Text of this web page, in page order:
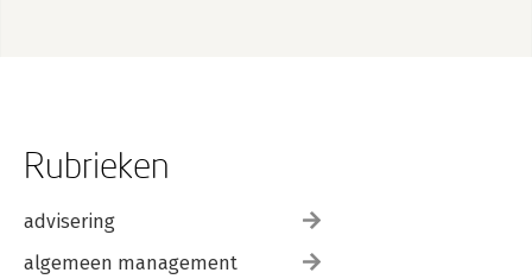
Rubrieken
advisering
algemeen management